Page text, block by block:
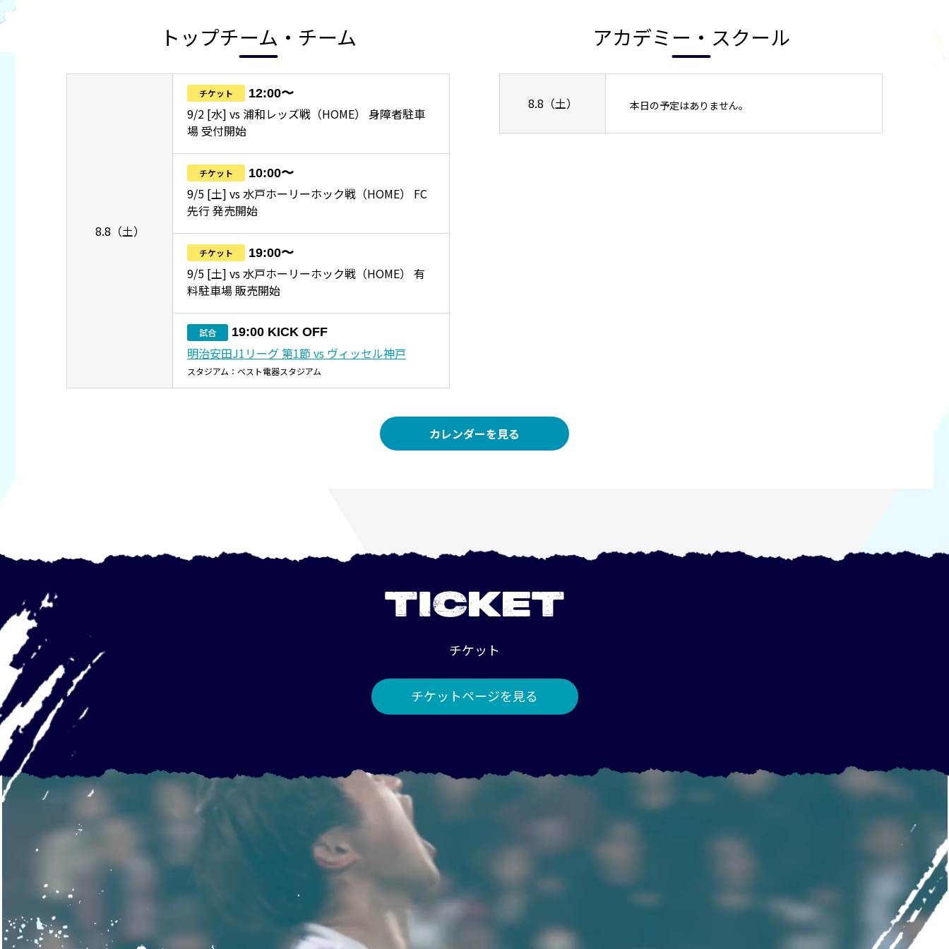
トップチーム・チーム
8.8（土）
チケット 12:00〜
9/2 [水] vs 浦和レッズ戦（HOME） 身障者駐車
場 受付開始
チケット 10:00〜
9/5 [土] vs 水戸ホーリーホック戦（HOME） FC
先行 発売開始
チケット 19:00〜
9/5 [土] vs 水戸ホーリーホック戦（HOME） 有
料駐車場 販売開始
試合 19:00 KICK OFF
明治安田J1リーグ 第1節 vs ヴィッセル神戸
スタジアム：ベスト電器スタジアム
アカデミー・スクール
8.8（土） 本日の予定はありません。
カレンダーを見る
TICKET
チケット
チケットページを見る